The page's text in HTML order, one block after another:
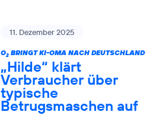
11. Dezember 2025
O2BRINGT KI-OMA NACH DEUTSCHLAND
„Hilde“ klärt
Verbraucher über
typische
Betrugsmaschen auf